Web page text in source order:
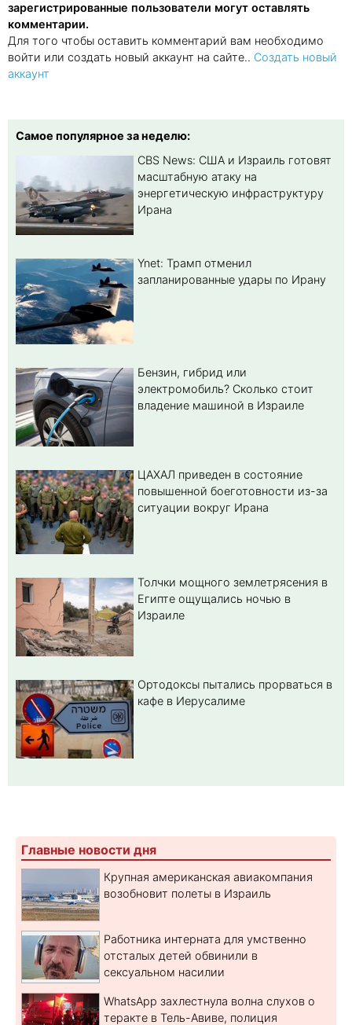
зарегистрированные пользователи могут оставлять
комментарии.
Для того чтобы оставить комментарий вам необходимо
войти или создать новый аккаунт на сайте.. Создать новый
аккаунт
Самое популярное за неделю:
CBS News: США и Израиль готовят
масштабную атаку на
энергетическую инфраструктуру
Ирана
Ynet: Трамп отменил
запланированные удары по Ирану
Бензин, гибрид или
электромобиль? Cколько стоит
владение машиной в Израиле
ЦАХАЛ приведен в состояние
повышенной боеготовности из-за
ситуации вокруг Ирана
Толчки мощного землетрясения в
Египте ощущались ночью в
Израиле
Ортодоксы пытались прорваться в
кафе в Иерусалиме
Главные новости дня
Крупная американская авиакомпания
возобновит полеты в Израиль
Работника интерната для умственно
отсталых детей обвинили в
сексуальном насилии
WhatsApp захлестнула волна слухов о
теракте в Тель-Авиве, полиция